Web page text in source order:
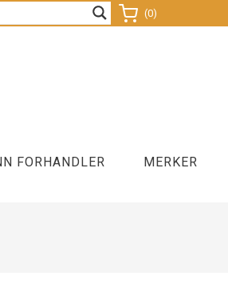
(0)
FORHANDLER MERKER